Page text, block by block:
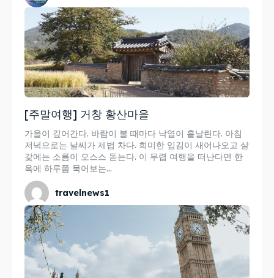
[주말여행] 거창 황산마을
가을이 깊어간다. 바람이 불 때마다 낙엽이 흩날린다. 아침
저녁으로는 날씨가 제법 차다. 희미한 입김이 새어나오고 살
갗에는 소름이 오스스 돋는다. 이 무렵 여행을 떠난다면 한
옥에 하루쯤 묵어보는...
travelnews1